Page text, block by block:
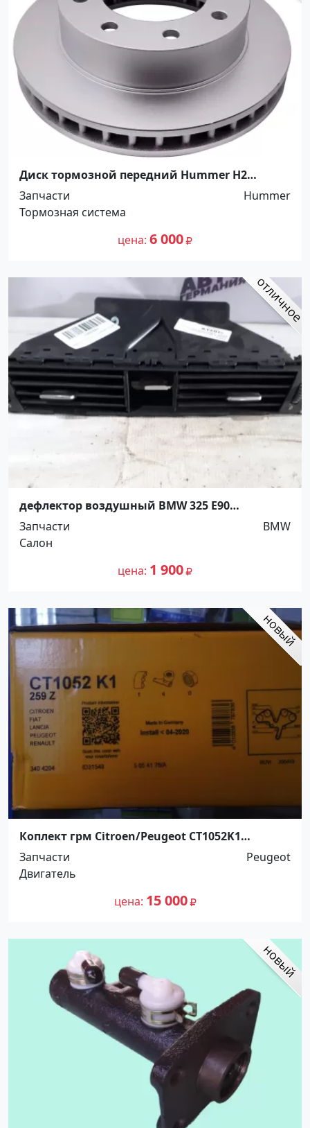
Диск тормозной передний Hummer H2
Краснодар
Запчасти
Hummer
Тормозная система
цена 6 000
дефлектор воздушный BMW 325 E90
Краснодар
Запчасти
BMW
Салон
цена 1 900
Коплект грм Citroen/Peugeot CT1052K1
Кропоткин
Запчасти
Peugeot
Двигатель
цена 15 000